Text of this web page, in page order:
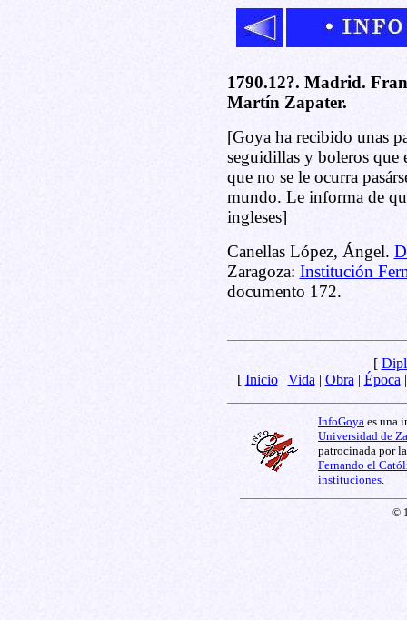
1790.12?. Madrid.
Martín Zapater.
[Goya ha recibido unas
seguidillas y boleros que
que no se le ocurra
mundo. Le informa de
ingleses]
Canellas López, Ángel.
Zaragoza: Institución
documento 172.
[
[ Inicio| Vida | Obra | Época
InfoGoya es una
Universidad de
patrocinada por
Fernando el
instituciones
©